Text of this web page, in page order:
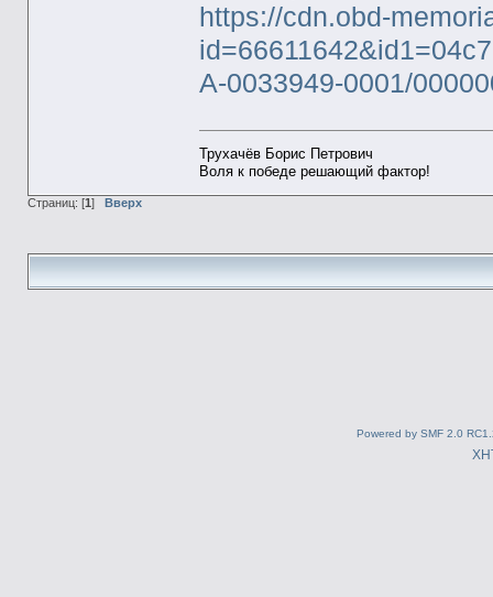
https://cdn.obd-
A-0033949-0001/
Трухачёв Борис Петрович
Воля к победе решающий фактор!
Страниц: [1 ] Вверх
Powered by SMF 2.0